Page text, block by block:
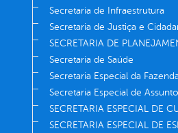
Secretaria de Infraestrutura
Secretaria de Justiça e
SECRETARIA DE
Secretaria de Saúde
Secretaria Especial da
Secretaria Especial de
SECRETARIA ESPECIAL DE
SECRETARIA ESPECIAL DE